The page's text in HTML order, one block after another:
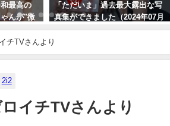
最高の
んが"微
女神の微
ドな水
密着！
英社ヤ
より
「ただいま」過去最大露出な写
真集ができました（2024年07月
26日） | よしのんチャンネルさん
チTVさんより
2i2
イチTVさんより